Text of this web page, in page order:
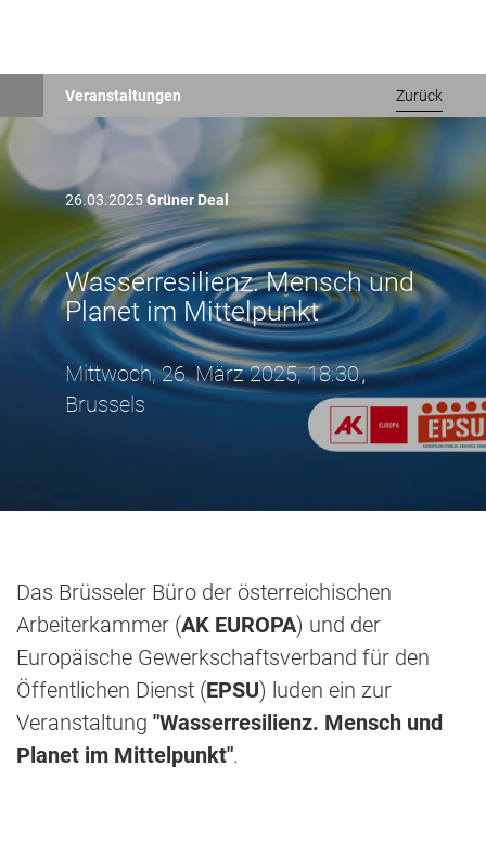
Inhalt
Veranstaltungen Zurück
26.03.2025Grüner Deal
Wasserresilienz. Mensch und
Planet im Mittelpunkt
Mittwoch, 26. März 2025, 18:30,
Brussels
Das Brüsseler Büro der österreichischen
Arbeiterkammer (AK EUROPA) und der
Europäische Gewerkschaftsverband für den
Öffentlichen Dienst (EPSU) luden ein zur
Veranstaltung "Wasserresilienz. Mensch und
Planet im Mittelpunkt".